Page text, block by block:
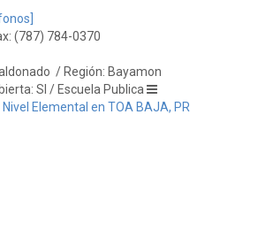
(787) 784-0370
/ Región: Bayamon
SI / Escuela Publica
Elemental en TOA BAJA, PR